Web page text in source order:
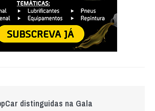
distinguidas na Gala